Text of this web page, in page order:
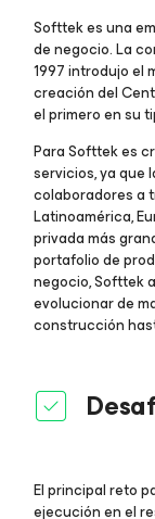
Softtek es una
de negocio. La
1997 introdujo el
creación del
el primero en su
Para Softtek es
servicios, ya que
colaboradores a
Latinoamérica,
privada más
portafolio de
negocio, Softtek
evolucionar de
construcción
El principal reto
ejecución en el